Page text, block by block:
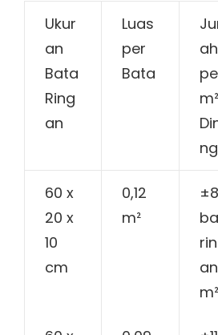
Ukur
an
Bata
Ring
an
Luas
per
Bata
ah
m²
ng
60 x
20 x
10
cm
0,12
m²
m²